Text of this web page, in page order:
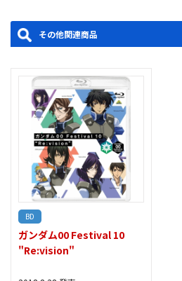
製作年度：2018
その他関連商品
BD
ガンダム00 Festival 10
"Re:vision"